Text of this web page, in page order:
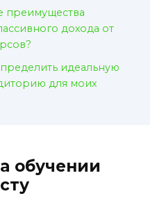
преимущества
дохода от
идеальную
для моих
обучении